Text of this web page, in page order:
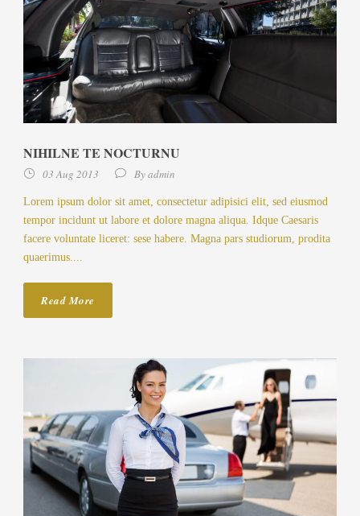
NIHILNE TE NOCTURNU
03 Aug 2013 Byadmin
Lorem ipsum dolor sit amet, consectetur adipisici elit, sed eiusmod
tempor incidunt ut labore et dolore magna aliqua. Idque Caesaris
facere voluntate liceret: sese habere. Magna pars studiorum, prodita
quaerimus....
Read More